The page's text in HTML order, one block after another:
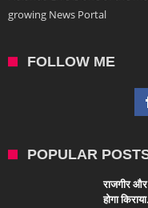
growing News Portal
FOLLOW ME
POPULAR
राजगीर और
होगा